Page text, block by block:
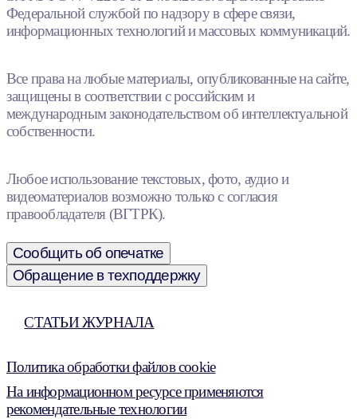
Федеральной службой по надзору в сфере связи,
информационных технологий и массовых коммуникаций.
Все права на любые материалы, опубликованные на сайте,
защищены в соответствии с российским и
международным законодательством об интеллектуальной
собственности.
Любое использование текстовых, фото, аудио и
видеоматериалов возможно только с согласия
правообладателя (ВГТРК).
Сообщить об опечатке
Обращение в техподдержку
СТАТЬИ ЖУРНАЛА
Политика обработки файлов cookie
На информационном ресурсе применяются
рекомендательные технологии